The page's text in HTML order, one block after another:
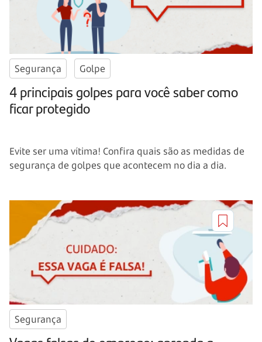
Segurança Golpe
4 principais golpes para você saber como
ficar protegido
Evite ser uma vítima! Confira quais são as medidas de
segurança de golpes que acontecem no dia a dia.
Segurança